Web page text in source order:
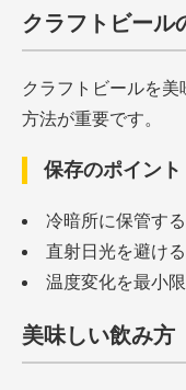
クラフトビール
クラフトビールを
方法が重要です。
保存のポイント
冷暗所に保管する
直射日光を避ける
温度変化を最小限
美味しい飲み方